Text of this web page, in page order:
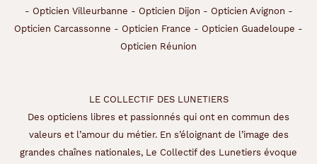
- Opticien Villeurbanne - Opticien Dijon - Opticien Avignon -
Opticien Carcassonne - Opticien France - Opticien Guadeloupe -
Opticien Réunion
LE COLLECTIF DES LUNETIERS
Des opticiens libres et passionnés qui ont en commun des
valeurs et l’amour du métier. En s’éloignant de l’image des
grandes chaînes nationales, Le Collectif des Lunetiers évoque